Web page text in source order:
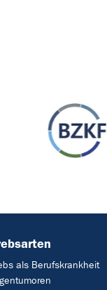
als Berufskrankheit